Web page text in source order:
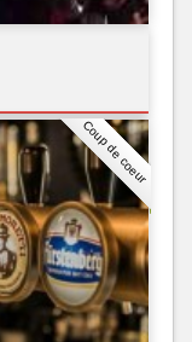
Coup de coeur